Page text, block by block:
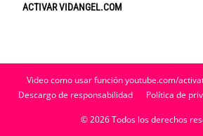
ACTIVAR VIDANGEL.COM
Video como usar función youtube.com/
Descargo de responsabilidad
Política de
© 2026 Todos los derechos